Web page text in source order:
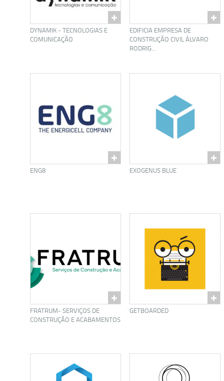
DYNAMIK - TECNOLOGIAS E
COMUNICAÇÃO
EDIFICIA EMPRESA DE
CONSTRUÇÃO CIVIL ÁLVARO
RODRIG...
ENG8 EXOGENUS BLUE
FRATRUM- SERVIÇOS DE
CONSTRUÇÃO E ACABAMENTOS
GETBOARDED